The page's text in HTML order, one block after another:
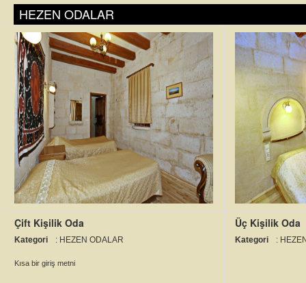
HEZEN ODALAR
Çift Kişilik Oda
Kategori : HEZEN ODALAR
Kısa bir giriş metni
Üç Kişilik Oda
Kategori :